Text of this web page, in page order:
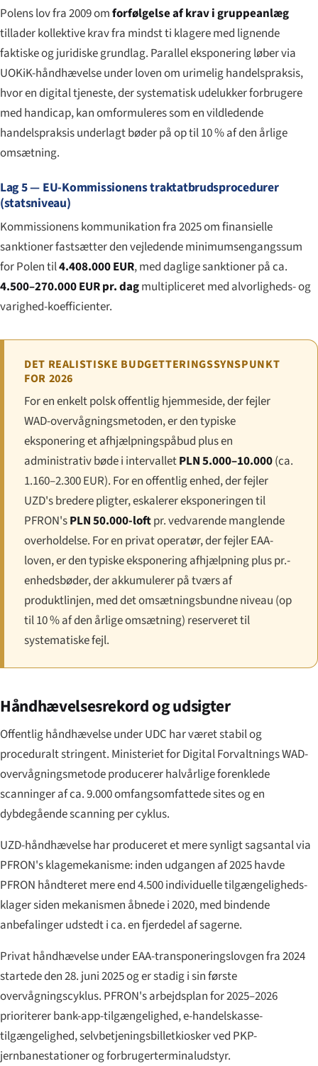
Polens lov fra 2009 omforfølgelse af krav i gruppeanlæg
tillader kollektive krav fra mindst ti klagere med lignende
faktiske og juridiske grundlag. Parallel eksponering løber via
UOKiK-håndhævelse under loven om urimelig handelspraksis,
hvor en digital tjeneste, der systematisk udelukker forbrugere
med handicap, kan omformuleres som en vildledende
handelspraksis underlagt bøder på op til 10 % af den årlige
omsætning.
Lag 5 — EU-Kommissionens traktatbrudsprocedurer
(statsniveau)
Kommissionens kommunikation fra 2025 om finansielle
sanktioner fastsætter den vejledende minimumsengangssum
for Polen til4.408.000 EUR, med daglige sanktioner på ca.
4.500–270.000 EUR pr. dagmultipliceret med alvorligheds- og
varighed-koefficienter.
DET REALISTISKE BUDGETTERINGSSYNSPUNKT
FOR 2026
For en enkelt polsk offentlig hjemmeside, der fejler
WAD-overvågningsmetoden, er den typiske
eksponering et afhjælpningspåbud plus en
administrativ bøde i intervalletPLN 5.000–10.000(ca.
1.160–2.300 EUR). For en offentlig enhed, der fejler
UZD's bredere pligter, eskalerer eksponeringen til
PFRON'sPLN 50.000-loftpr. vedvarende manglende
overholdelse. For en privat operatør, der fejler EAA-
loven, er den typiske eksponering afhjælpning plus pr.-
enhedsbøder, der akkumulerer på tværs af
produktlinjen, med det omsætningsbundne niveau (op
til 10 % af den årlige omsætning) reserveret til
systematiske fejl.
Håndhævelsesrekord og udsigter
Offentlig håndhævelse under UDC har været stabil og
proceduralt stringent. Ministeriet for Digital Forvaltnings WAD-
overvågningsmetode producerer halvårlige forenklede
scanninger af ca. 9.000 omfangsomfattede sites og en
dybdegående scanning per cyklus.
UZD-håndhævelse har produceret et mere synligt sagsantal via
PFRON's klagemekanisme: inden udgangen af 2025 havde
PFRON håndteret mere end 4.500 individuelle tilgængeligheds-
klager siden mekanismen åbnede i 2020, med bindende
anbefalinger udstedt i ca. en fjerdedel af sagerne.
Privat håndhævelse under EAA-transponeringslovgen fra 2024
startede den 28. juni 2025 og er stadig i sin første
overvågningscyklus. PFRON's arbejdsplan for 2025–2026
prioriterer bank-app-tilgængelighed, e-handelskasse-
tilgængelighed, selvbetjeningsbilletkiosker ved PKP-
jernbanestationer og forbrugerterminaludstyr.